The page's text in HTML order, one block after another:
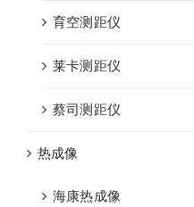
育空测距仪
莱卡测距仪
蔡司测距仪
热成像
海康热成像